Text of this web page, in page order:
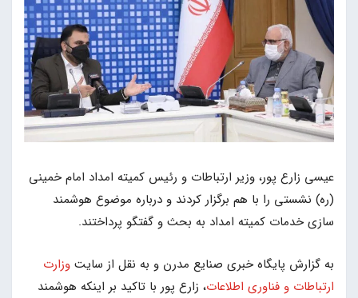
عیسی زارع پور، وزیر ارتباطات و رئیس کمیته امداد امام خمینی
(ره) نشستی را با هم برگزار کردند و درباره موضوع هوشمند
سازی خدمات کمیته امداد به بحث و گفتگو پرداختند.
به گزارش پایگاه خبری صنایع مدرن و به نقل از سایت وزارت
ارتباطات و فناوری اطلاعات، زارع پور با تاکید بر اینکه هوشمند